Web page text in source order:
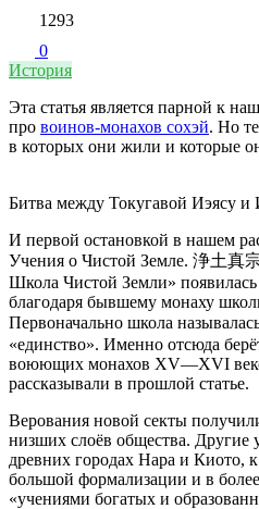
1293
0
История
Эта статья является парной к
про воинов-монахов сохэй. Но
в которых они жили и которые
Битва между Токугавой Иэясу и
И первой остановкой в нашем
Учения о Чистой Земле. 浄土真
Школа Чистой Земли»
благодаря бывшему монаху
Первоначально школа
«единство». Именно отсюда
воюющих монахов XV—XVI
рассказывали в прошлой статье.
Верования новой секты
низших слоёв общества. Другие
древних городах Нара и Киото,
большой формализации и в
«учениями богатых и